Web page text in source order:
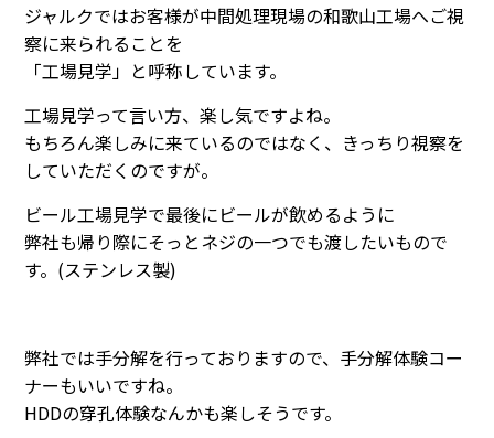
ジャルクではお客様が中間処理現場の和歌山工場へご視
察に来られることを
「工場見学」と呼称しています。
工場見学って言い方、楽し気ですよね。
もちろん楽しみに来ているのではなく、きっちり視察を
していただくのですが。
ビール工場見学で最後にビールが飲めるように
弊社も帰り際にそっとネジの一つでも渡したいもので
す。(ステンレス製)
弊社では手分解を行っておりますので、手分解体験コー
ナーもいいですね。
HDDの穿孔体験なんかも楽しそうです。